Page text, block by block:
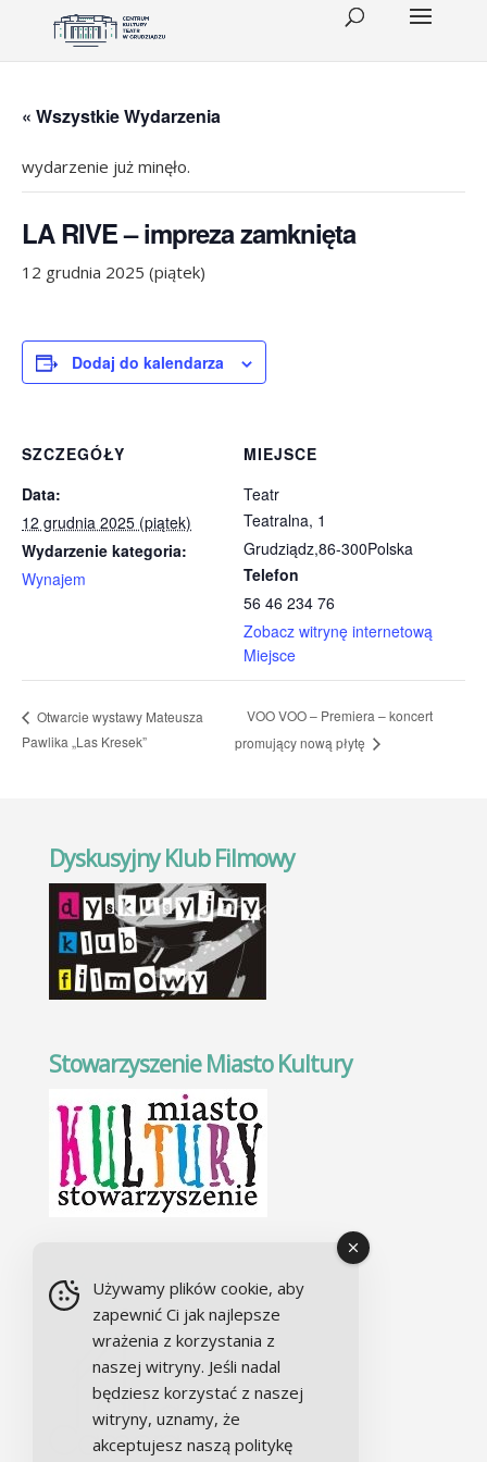
« Wszystkie Wydarzenia
wydarzenie już minęło.
LA RIVE – impreza zamknięta
12 grudnia 2025 (piątek)
Dodaj do kalendarza
SZCZEGÓŁY
Data:
12 grudnia 2025 (piątek)
Wydarzenie kategoria:
Wynajem
MIEJSCE
Teatr
Teatralna, 1
Grudziądz,86-300Polska
Telefon
56 46 234 76
Zobacz witrynę internetową
Miejsce
Otwarcie wystawy Mateusza
Pawlika „Las Kresek”
VOO VOO – Premiera – koncert
promujący nową płytę
Dyskusyjny Klub Filmowy
Stowarzyszenie Miasto Kultury
Chór Alla camera
Używamy plików cookie, aby
zapewnić Ci jak najlepsze
wrażenia z korzystania z
naszej witryny. Jeśli nadal
będziesz korzystać z naszej
witryny, uznamy, że
akceptujesz naszą politykę